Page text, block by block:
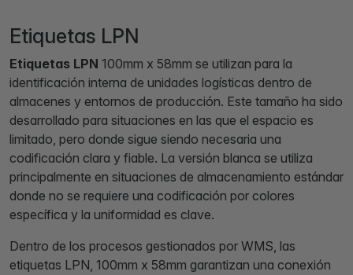
Etiquetas LPN
Etiquetas LPN 100mm x 58mm se utilizan para la
identificación interna de unidades logísticas dentro de
almacenes y entornos de producción. Este tamaño ha sido
desarrollado para situaciones en las que el espacio es
limitado, pero donde sigue siendo necesaria una
codificación clara y fiable. La versión blanca se utiliza
principalmente en situaciones de almacenamiento estándar
donde no se requiere una codificación por colores
específica y la uniformidad es clave.
Dentro de los procesos gestionados por WMS, las
etiquetas LPN, 100mm x 58mm garantizan una conexión